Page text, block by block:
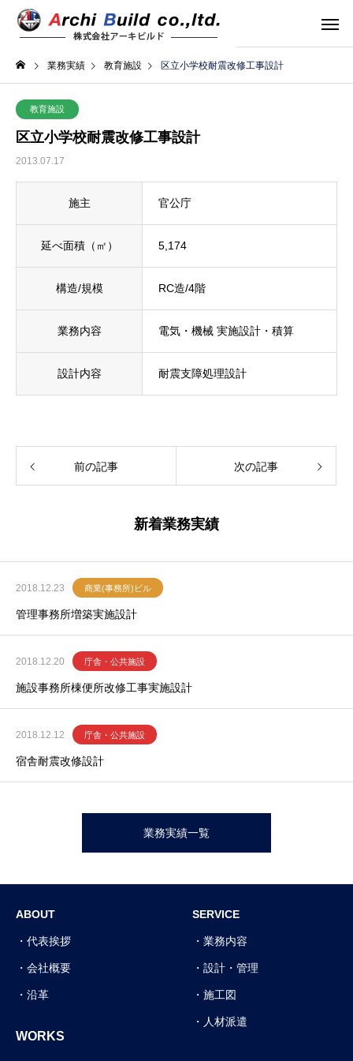
業務実績 教育施設 区立小学校耐震改修工事設計
教育施設
区立小学校耐震改修工事設計
2013.07.17
施主 官公庁
延べ面積（㎡） 5,174
構造/規模 RC造/4階
業務内容 電気・機械 実施設計・積算
設計内容 耐震支障処理設計
前の記事 次の記事
新着業務実績
2018.12.23 商業(事務所)ビル
管理事務所増築実施設計
2018.12.20 庁舎・公共施設
施設事務所棟便所改修工事実施設計
2018.12.12 庁舎・公共施設
宿舎耐震改修設計
業務実績一覧
ABOUT
代表挨拶
会社概要
沿革
WORKS
SERVICE
業務内容
設計・管理
施工図
人材派遣